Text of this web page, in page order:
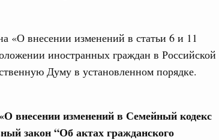
«О внесении изменений в статьи 6 и 11
иностранных граждан в Российской
Думу в установленном порядке.
внесении изменений в Семейный кодекс
закон “Об актах гражданского